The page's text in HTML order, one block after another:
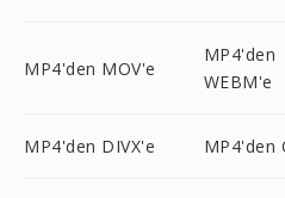
MP4'den MOV'e
MP4'den
WEBM'e
MP4'den DIVX'e MP4'den